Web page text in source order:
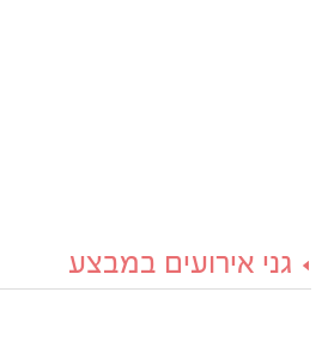
גני אירועים במבצע